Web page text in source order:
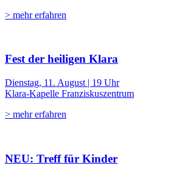
> mehr erfahren
Fest der heiligen Klara
Dienstag, 11. August | 19 Uhr
Klara-Kapelle Franziskuszentrum
> mehr erfahren
NEU: Treff für Kinder